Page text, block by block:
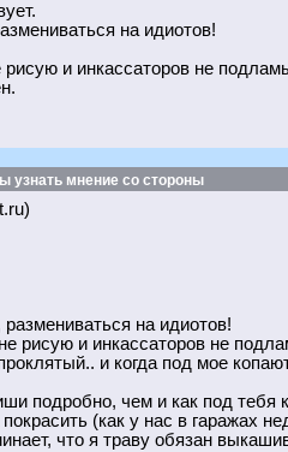
на идиотов!
рисую и инкассаторов не
узнать мнение со стороны
на идиотов!
рисую и инкассаторов не
и когда под мое
подробно, чем и как под
(как у нас в гаражах
что я траву обязан